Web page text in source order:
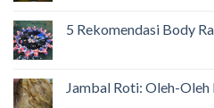
5 Rekomendasi Body
Jambal Roti: Oleh-